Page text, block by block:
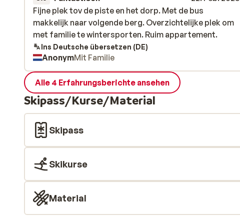
Fijne plek tov de piste en het dorp. Met de bus
makkelijk naar volgende berg. Overzichtelijke plek om
met familie te wintersporten. Ruim appartement.
Fijne plek tov de piste en het dorp. Met de bus
makkelijk naar volgende berg. Overzichtelijke plek om
met familie te wintersporten. Ruim appartement.
Ins Deutsche übersetzen (DE)
AnonymMit Familie
Alle 4 Erfahrungsberichte ansehen
Skipass/Kurse/Material
Skipass
Skikurse
Material